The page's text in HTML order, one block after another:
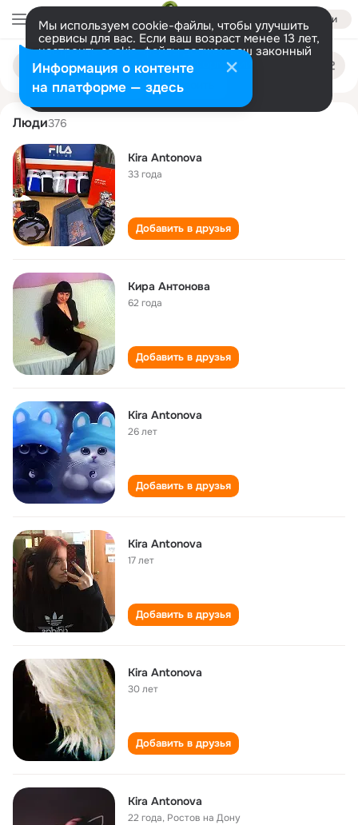
Войти
Мы используем cookie-файлы, чтобы улучшить
сервисы для вас. Если ваш возраст менее 13 лет,
настроить cookie-файлы должен ваш законный
представитель. Больше информации
Разрешить все Настроить
Поиск
людям
kira antonova
Люди376
Kira Antonova
33 года
Добавить в друзья
Кира Антонова
62 года
Добавить в друзья
Kira Antonova
26 лет
Добавить в друзья
Kira Antonova
17 лет
Добавить в друзья
Kira Antonova
30 лет
Добавить в друзья
Kira Antonova
22 года, Ростов на Дону
Информация о контенте
на платформе — здесь